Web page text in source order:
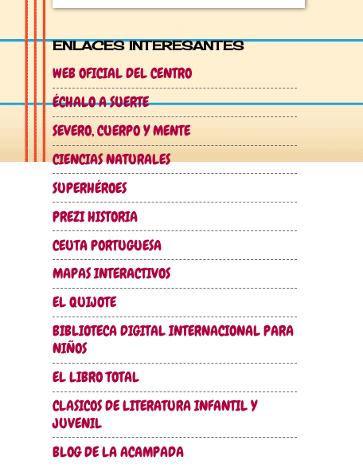
ENLACES INTERESANTES
WEB OFICIAL DEL CENTRO
ÉCHALO A SUERTE
SEVERO, CUERPO Y MENTE
CIENCIAS NATURALES
SUPERHÉROES
PREZI HISTORIA
CEUTA PORTUGUESA
MAPAS INTERACTIVOS
EL QUIJOTE
BIBLIOTECA DIGITAL INTERNACIONAL PARA
NIÑOS
EL LIBRO TOTAL
CLASICOS DE LITERATURA INFANTIL Y
JUVENIL
BLOG DE LA ACAMPADA